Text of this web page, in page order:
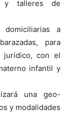
y talleres de
a
para
jurídico, con el
infantil y
una geo-
y modalidades